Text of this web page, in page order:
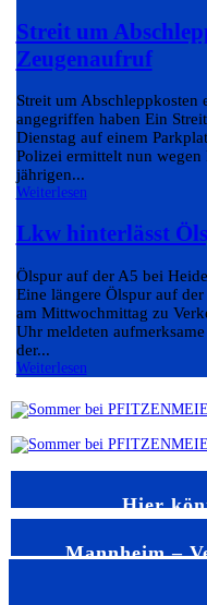
Streit um
Zeugenaufruf
Streit um
angegriffen haben Ein
Dienstag auf einem
Polizei ermittelt nun
jährigen...
Weiterlesen
Lkw hinterlässt
Ölspur auf der A5 bei
Eine längere Ölspur auf
am Mittwochmittag zu
Uhr meldeten
der...
Weiterlesen
Hier
Mannheim –